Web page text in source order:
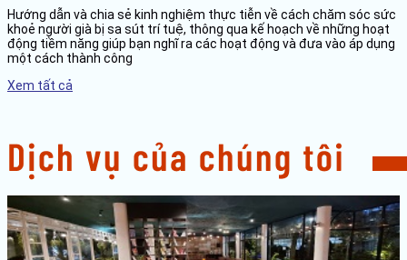
Hướng dẫn và chia sẻ kinh nghiệm thực tiễn về cách chăm sóc sức
khoẻ người già bị sa sút trí tuệ, thông qua kế hoạch về những hoạt
động tiềm năng giúp bạn nghĩ ra các hoạt động và đưa vào áp dụng
một cách thành công
Xem tất cả